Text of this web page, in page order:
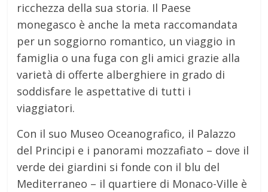
ricchezza della sua storia. Il Paese
monegasco è anche la meta raccomandata
per un soggiorno romantico, un viaggio in
famiglia o una fuga con gli amici grazie alla
varietà di offerte alberghiere in grado di
soddisfare le aspettative di tutti i
viaggiatori.
Con il suo Museo Oceanografico, il Palazzo
del Principi e i panorami mozzafiato – dove il
verde dei giardini si fonde con il blu del
Mediterraneo – il quartiere di Monaco-Ville è